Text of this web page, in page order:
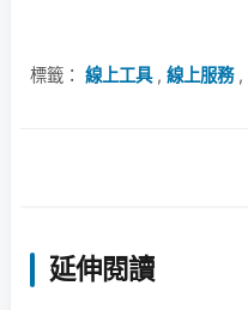
標籤： 線上工具, 線上服務,
延伸閱讀